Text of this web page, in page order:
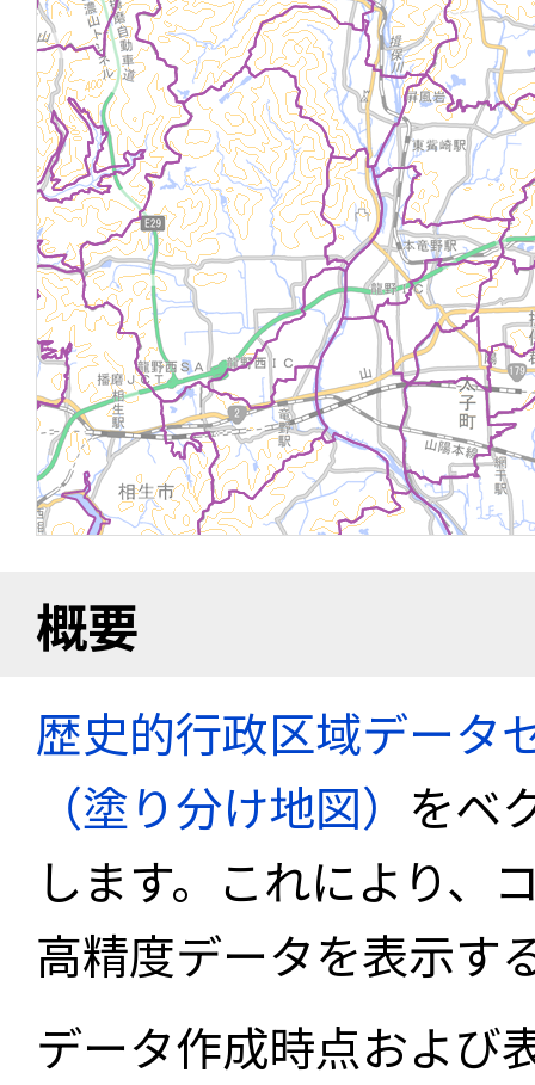
概要
歴史的行政区域データ
（塗り分け地図） をベ
します。これにより、
高精度データを表示す
データ作成時点および